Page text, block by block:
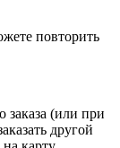
повторить
заказа (или при
другой